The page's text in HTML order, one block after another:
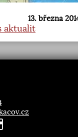
13. března
aktualit